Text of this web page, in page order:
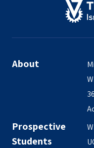
About
Prospective
Students